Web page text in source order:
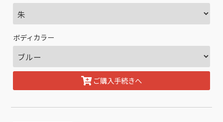
ボディカラー
ご購入手続きへ